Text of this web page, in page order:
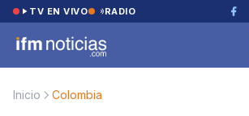
Saltar al contenido
TV EN VIVO RADIO
Inicio Colombia